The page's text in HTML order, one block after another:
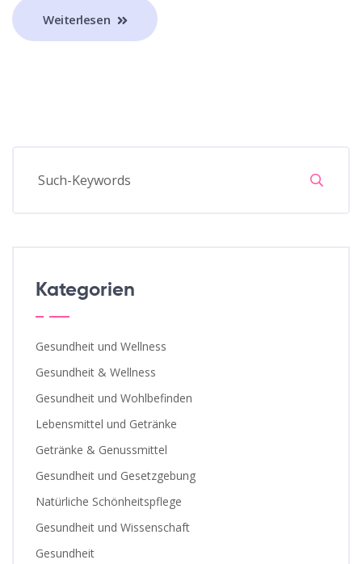
Weiterlesen
Kategorien
Gesundheit und Wellness
Gesundheit & Wellness
Gesundheit und Wohlbefinden
Lebensmittel und Getränke
Getränke & Genussmittel
Gesundheit und Gesetzgebung
Natürliche Schönheitspflege
Gesundheit und Wissenschaft
Gesundheit